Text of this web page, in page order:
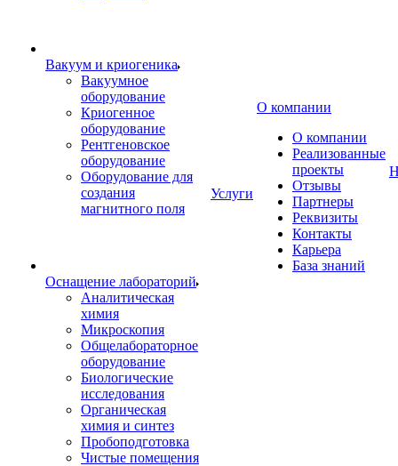
Вакуум и криогеника
Вакуумное
оборудование
Криогенное
оборудование
Рентгеновское
оборудование
Оборудование для
создания
магнитного поля
Оснащение лабораторий
Аналитическая
химия
Микроскопия
Общелабораторное
оборудование
Биологические
исследования
Органическая
химия и синтез
Пробоподготовка
Чистые помещения
Услуги
О компании
О компании
Реализованные
проекты
Отзывы
Партнеры
Реквизиты
Контакты
Карьера
База знаний